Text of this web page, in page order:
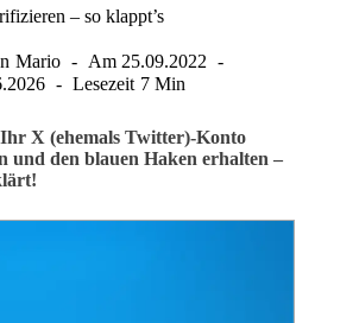
– so klappt’s
Mario Am 25.09.2022
Lesezeit 7 Min
X (ehemals Twitter)-Konto
und den blauen Haken erhalten –